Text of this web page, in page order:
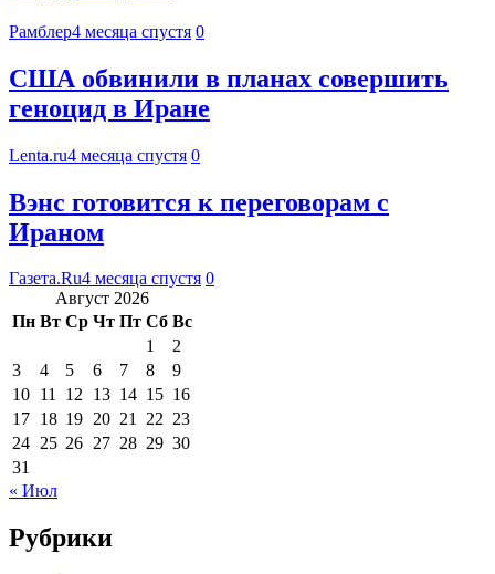
Рамблер4 месяца спустя 0
США обвинили в планах совершить
геноцид в Иране
Lenta.ru4 месяца спустя 0
Вэнс готовится к переговорам с
Ираном
Газета.Ru4 месяца спустя 0
Август 2026
Пн Вт Ср Чт Пт Сб Вс
1
2
3
4 5 6 7 8
9
10 11 12 13 14 15 16
17 18 19 20 21 22 23
24 25 26 27 28 29 30
31
« Июл
Рубрики